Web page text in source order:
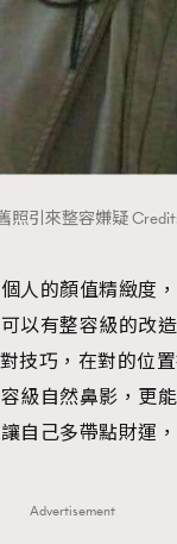
照引來整容嫌疑
人的顏值精緻度
以有整容級的改
技巧，在對的位
級自然鼻影，更
自己多帶點財運
Advertisement